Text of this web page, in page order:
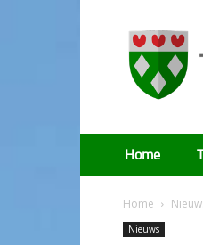
Tsjerkwert
Home
Home
Nieuws